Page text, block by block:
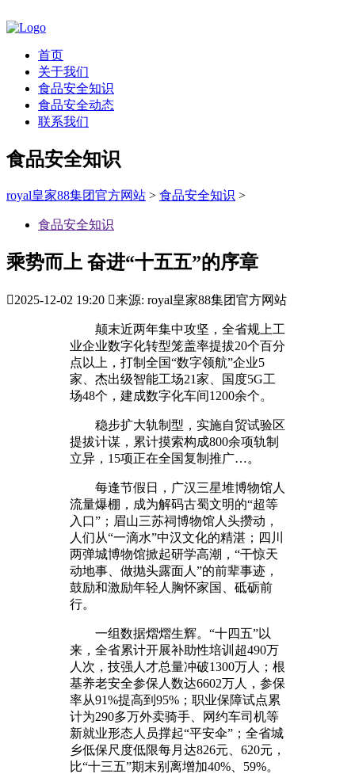
首页
关于我们
食品安全知识
食品安全动态
联系我们
食品安全知识
royal皇家88集团官方网站 > 食品安全知识 >
食品安全知识
乘势而上 奋进“十五五”的序章
2025-12-02 19:20 来源: royal皇家88集团官方网站
颠末近两年集中攻坚，全省规上工
业企业数字化转型笼盖率提拔20个百分
点以上，打制全国“数字领航”企业5
家、杰出级智能工场21家、国度5G工
场48个，建成数字化车间1200余个。
稳步扩大轨制型，实施自贸试验区
提拔计谋，累计摸索构成800余项轨制
立异，15项正在全国复制推广…。
每逢节假日，广汉三星堆博物馆人
流量爆棚，成为解码古蜀文明的“超等
入口”；眉山三苏祠博物馆人头攒动，
人们从“一滴水”中汉文化的精湛；四川
两弹城博物馆掀起研学高潮，“干惊天
动地事、做抛头露面人”的前辈事迹，
鼓励和激励年轻人胸怀家国、砥砺前
行。
一组数据熠熠生辉。“十四五”以
来，全省累计开展补助性培训超490万
人次，技强人才总量冲破1300万人；根
基养老安全参保人数达6602万人，参保
率从91%提高到95%；职业保障试点累
计为290多万外卖骑手、网约车司机等
新就业形态人员撑起“平安伞”；全省城
乡低保尺度低限每月达826元、620元，
比“十三五”期末别离增加40%、59%。